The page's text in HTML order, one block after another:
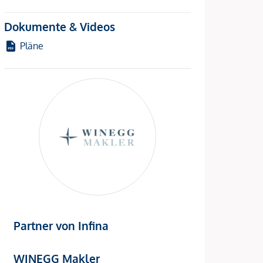
Dokumente & Videos
Pläne
Partner von Infina
WINEGG Makler